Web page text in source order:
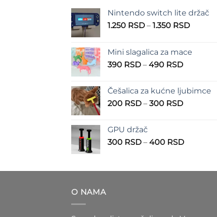
Nintendo switch lite držač
1.250 RSD – 1.350 RSDRaspon
1.250
Mini slagalica za mace
390 RSD – 490 RSDRaspon
390 RSD
do
Češalica za kućne ljubimce
200 RSD – 300 RSDRaspon
do
GPU držač
300 RSD – 400 RSDRaspon
300 RSD
O NAMA